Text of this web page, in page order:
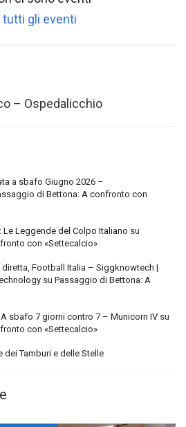
tutti gli eventi
– Ospedalicchio
a sbafo Giugno 2026 –
di Bettona: A confronto con
Leggende del Colpo Italiano su
con «Settecalcio»
diretta, Football Italia – Siggknowtech |
su Passaggio di Bettona: A
sbafo 7 giorni contro 7 – Municorn IV su
con «Settecalcio»
dei Tamburi e delle Stelle